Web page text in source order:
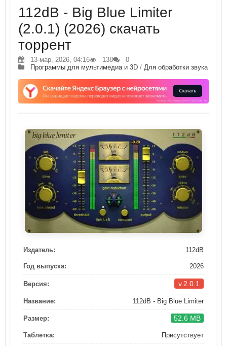
112dB - Big Blue Limiter
(2.0.1) (2026) скачать
торрент
13-мар, 2026, 04:16 138
0
Программы для мультимедиа и 3D / Для обработки звука
Издатель: 112dB
Год выпуска: 2026
Версия: v.2.0.1
Название: 112dB - Big Blue Limiter
Размер: 52.6 MB
Таблетка: Присутствует